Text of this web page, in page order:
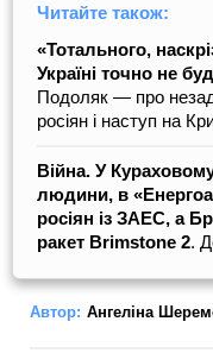
Читайте також:
«Тотального,
Україні точно не
Подоляк — про
росіян і наступ на
Війна. У
людини, в
росіян із ЗАЕС, а
ракет Brimstone 2.
Автор: Ангеліна